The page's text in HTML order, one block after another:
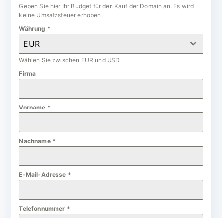
Geben Sie hier Ihr Budget für den Kauf der Domain an. Es wird
keine Umsatzsteuer erhoben.
Währung *
EUR
Wählen Sie zwischen EUR und USD.
Firma
Vorname *
Nachname *
E-Mail-Adresse *
Telefonnummer *